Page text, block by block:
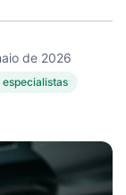
de 2026
especialistas